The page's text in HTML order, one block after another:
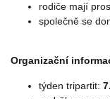
rodiče mají
společně se
Organizační
týden tripartit: